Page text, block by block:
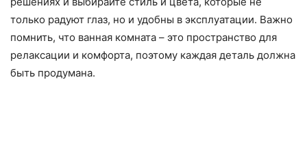
только радуют глаз, но и удобны в эксплуатации. Важно
помнить, что ванная комната – это пространство для
релаксации и комфорта, поэтому каждая деталь должна
быть продумана.